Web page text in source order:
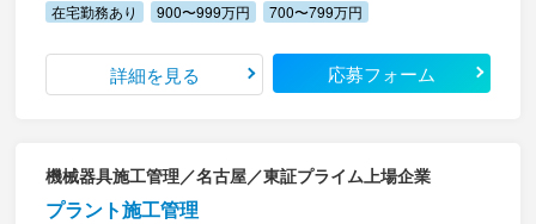
在宅勤務あり
900〜999万円 700〜799万円
詳細を見る 応募フォーム
機械器具施工管理／名古屋／東証プライム上場企業
プラント施工管理